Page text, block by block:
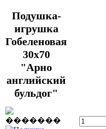
Подушка-
игрушка
Гобеленовая
30х70
"Арно
английский
бульдог"